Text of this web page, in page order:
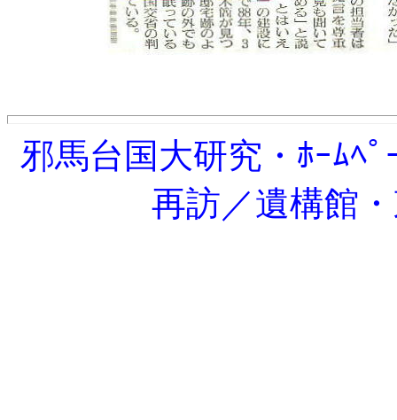
邪馬台国大研究・ﾎｰﾑﾍ
再訪／遺構館